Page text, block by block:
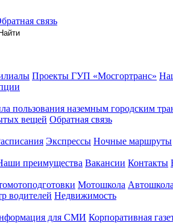
Проекты ГУП «Мосгортранс»
пользования наземным городским
вещей Обратная связь
Экспрессы Ночные маршруты
преимущества Вакансии Контакты
Мотошкола Автошкола
водителей Недвижимость
для СМИ Корпоративная